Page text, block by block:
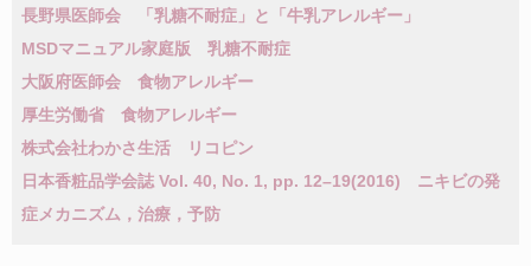
長野県医師会 「乳糖不耐症」と「牛乳アレルギー」
MSDマニュアル家庭版 乳糖不耐症
大阪府医師会 食物アレルギー
厚生労働省 食物アレルギー
株式会社わかさ生活 リコピン
日本香粧品学会誌 Vol. 40, No. 1, pp. 12–19(2016) ニキビの発
症メカニズム，治療，予防